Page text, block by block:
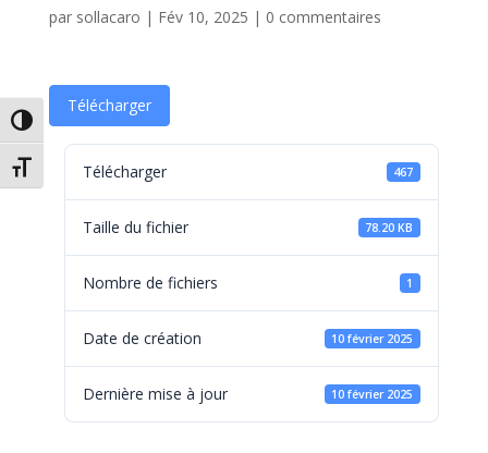
Passer en contraste élevé
Changer la taille de la police
par sollacaro | Fév 10, 2025 | 0 commentaires
Télécharger
Télécharger 467
Taille du fichier 78.20 KB
Nombre de fichiers 1
Date de création 10 février 2025
Dernière mise à jour 10 février 2025